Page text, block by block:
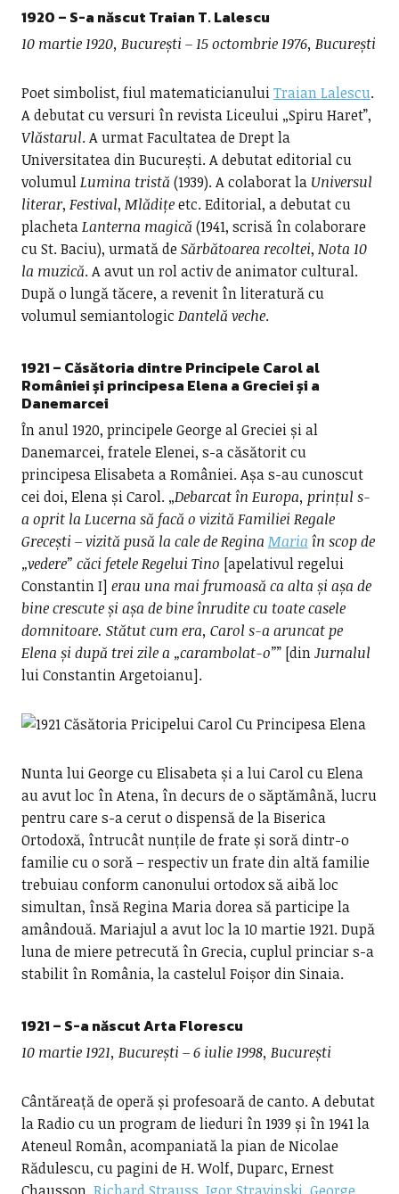
1920 – S-a născut Traian T. Lalescu
10 martie 1920, București – 15 octombrie 1976, București
Poet simbolist, fiul matematicianuluiTraian Lalescu.
A debutat cu versuri în revista Liceului „Spiru Haret”,
Vlăstarul. A urmat Facultatea de Drept la
Universitatea din București. A debutat editorial cu
volumulLumina tristă (1939). A colaborat la Universul
literar, Festival, Mlădițeetc. Editorial, a debutat cu
plachetaLanterna magică (1941, scrisă în colaborare
cu St. Baciu), urmată deSărbătoarea recoltei, Nota 10
la muzică. A avut un rol activ de animator cultural.
După o lungă tăcere, a revenit în literatură cu
volumul semiantologic Dantelă veche.
1921 – Căsătoria dintre Principele Carol al
României și principesa Elena a Greciei și a
Danemarcei
În anul 1920, principele George al Greciei și al
Danemarcei, fratele Elenei, s-a căsătorit cu
principesa Elisabeta a României. Așa s-au cunoscut
cei doi, Elena și Carol. „Debarcat în Europa, prințul s-
a oprit la Lucerna să facă o vizită Familiei Regale
Grecești – vizită pusă la cale de Regina Maria în scop de
„vedere” căci fetele Regelui Tino [apelativul regelui
Constantin I] erau una mai frumoasă ca alta și așa de
bine crescute și așa de bine înrudite cu toate casele
domnitoare. Stătut cum era, Carol s-a aruncat pe
Elena și după trei zile a „carambolat-o”” [dinJurnalul
lui Constantin Argetoianu].
Nunta lui George cu Elisabeta și a lui Carol cu Elena
au avut loc în Atena, în decurs de o săptămână, lucru
pentru care s-a cerut o dispensă de la Biserica
Ortodoxă, întrucât nunțile de frate și soră dintr-o
familie cu o soră – respectiv un frate din altă familie
trebuiau conform canonului ortodox să aibă loc
simultan, însă Regina Maria dorea să participe la
amândouă. Mariajul a avut loc la 10 martie 1921. După
luna de miere petrecută în Grecia, cuplul princiar s-a
stabilit în România, la castelul Foișor din Sinaia.
1921 – S-a născutArta Florescu
10 martie 1921, București – 6 iulie 1998, București
Cântăreață de operă și profesoară de canto. A debutat
la Radio cu un program de lieduri în 1939 și în 1941 la
Ateneul Român, acompaniată la pian de Nicolae
Rădulescu, cu pagini de H. Wolf, Duparc, Ernest